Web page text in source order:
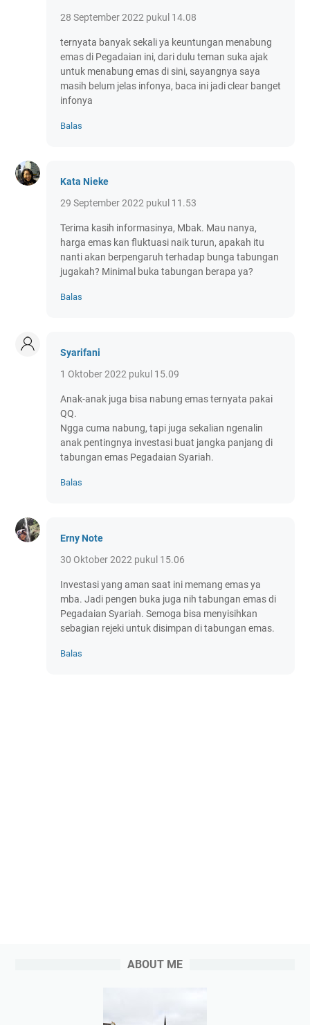
28 September 2022 pukul 14.08
ternyata banyak sekali ya keuntungan menabung
emas di Pegadaian ini, dari dulu teman suka ajak
untuk menabung emas di sini, sayangnya saya
masih belum jelas infonya, baca ini jadi clear banget
infonya
Balas
Kata Nieke
29 September 2022 pukul 11.53
Terima kasih informasinya, Mbak. Mau nanya,
harga emas kan fluktuasi naik turun, apakah itu
nanti akan berpengaruh terhadap bunga tabungan
jugakah? Minimal buka tabungan berapa ya?
Balas
Syarifani
1 Oktober 2022 pukul 15.09
Anak-anak juga bisa nabung emas ternyata pakai
QQ.
Ngga cuma nabung, tapi juga sekalian ngenalin
anak pentingnya investasi buat jangka panjang di
tabungan emas Pegadaian Syariah.
Balas
Erny Note
30 Oktober 2022 pukul 15.06
Investasi yang aman saat ini memang emas ya
mba. Jadi pengen buka juga nih tabungan emas di
Pegadaian Syariah. Semoga bisa menyisihkan
sebagian rejeki untuk disimpan di tabungan emas.
Balas
ABOUT ME